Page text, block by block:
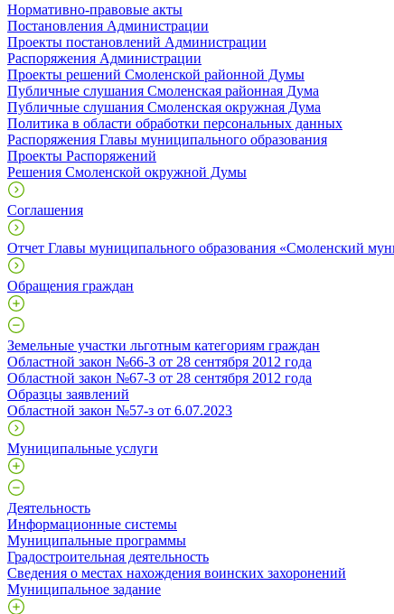
Нормативно-правовые акты
Постановления Администрации
Проекты постановлений Администрации
Распоряжения Администрации
Проекты решений Смоленской районной Думы
Публичные слушания Смоленская районная Дума
Публичные слушания Смоленская окружная Дума
Политика в области обработки персональных данных
Распоряжения Главы муниципального образования
Проекты Распоряжений
Решения Смоленской окружной Думы
Соглашения
Отчет Главы муниципального образования «Смоленский
Обращения граждан
Земельные участки льготным категориям граждан
Областной закон №66-З от 28 сентября 2012 года
Областной закон №67-З от 28 сентября 2012 года
Образцы заявлений
Областной закон №57-з от 6.07.2023
Муниципальные услуги
Деятельность
Информационные системы
Муниципальные программы
Градостроительная деятельность
Сведения о местах нахождения воинских захоронений
Муниципальное задание